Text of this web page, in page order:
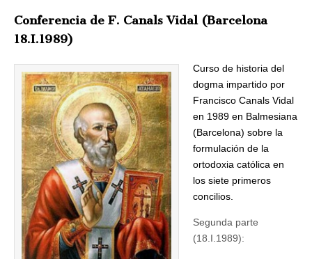
Conferencia de F. Canals Vidal (Barcelona
18.I.1989)
Curso de historia del
dogma impartido por
Francisco Canals Vidal
en 1989 en Balmesiana
(Barcelona) sobre la
formulación de la
ortodoxia católica en
los siete primeros
concilios.
Segunda parte
(18.I.1989):